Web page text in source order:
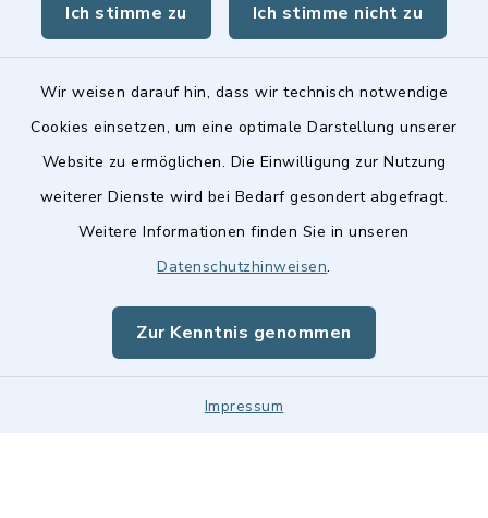
Ich stimme zu Ich stimme nicht zu
Wir weisen darauf hin, dass wir technisch notwendige
Cookies einsetzen, um eine optimale Darstellung unserer
Website zu ermöglichen. Die Einwilligung zur Nutzung
weiterer Dienste wird bei Bedarf gesondert abgefragt.
Weitere Informationen finden Sie in unseren
Datenschutzhinweisen.
Zur Kenntnis genommen
Impressum
Landkreis Fürth
Barrierefreiheit
Impressum
Sitemap